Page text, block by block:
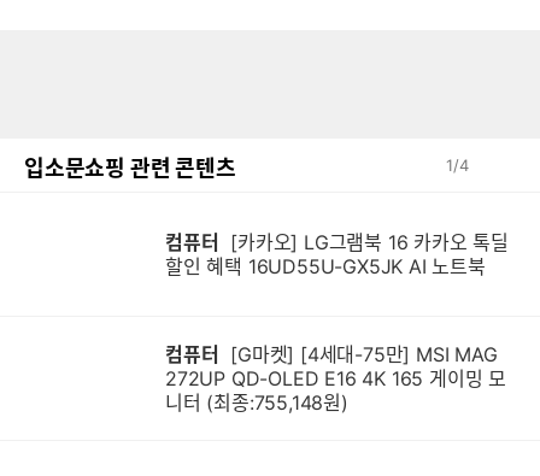
입소문쇼핑 관련 콘텐츠 1/4
컴퓨터
할인 혜택 16UD55U-GX5JK AI 노트북
컴퓨터
272UP QD-OLED E16 4K 165 게이밍 모
니터 (최종:755,148원)